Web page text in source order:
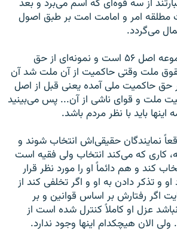
از سه قوه‌ای که اسم می‌برد و بعد
مطلقه امر و امامت امت بر طبق اصول
می‌گردد.
یعنی اصل ۵۷ زیرمجموعه اصل ۵۶ است و نمونه‌ای از حق
ملت وقتی حاکمیت از آن ملت شد آن
حاکمیت ملی آمده یعنی قبل از اصل
ملت و قوای ناشی از آن... پس می‌بینید
باید با نظر مردم باشد.
نمایندگان حقیقی‌اش انتخاب شوند و
کاری که می‌کند انتخاب ولی فقیه است
کند و هم دائماً او را مورد نظر قرار
و تذکر دادن به او و اگر تخلفی کند از
اگر رفتارش بر اساس قوانین و بر
عزل او کاملاً کنترل شده است از
الان هیچکدام اینها وجود ندارد.